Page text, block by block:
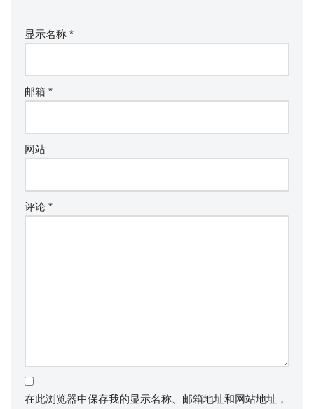
显示名称 *
邮箱 *
网站
评论 *
在此浏览器中保存我的显示名称、邮箱地址和网站地址，